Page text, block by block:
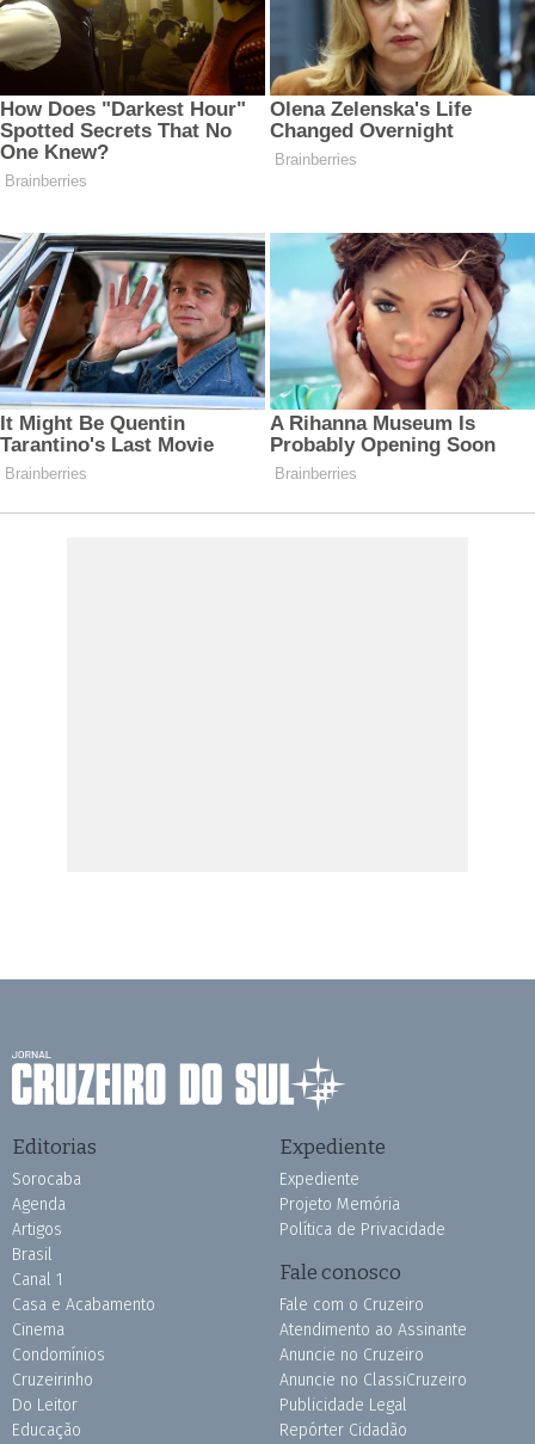
Editorias
Sorocaba
Agenda
Artigos
Brasil
Canal 1
Casa e Acabamento
Cinema
Condomínios
Cruzeirinho
Do Leitor
Educação
Expediente
Expediente
Projeto Memória
Política de Privacidade
Fale conosco
Fale com o Cruzeiro
Atendimento ao Assinante
Anuncie no Cruzeiro
Anuncie no ClassiCruzeiro
Publicidade Legal
Repórter Cidadão